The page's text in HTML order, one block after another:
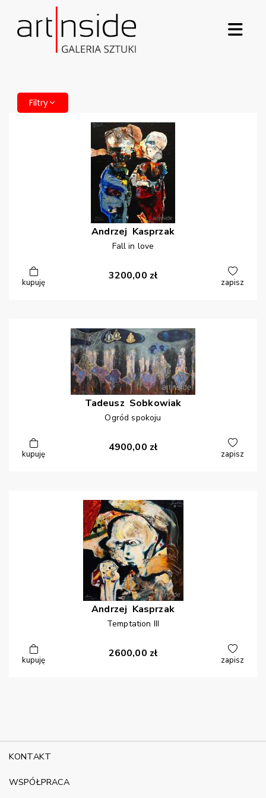
Filtry
Andrzej Kasprzak
Fall in love
kupuję
3200,00 zł
zapisz
Tadeusz Sobkowiak
Ogród spokoju
kupuję
4900,00 zł
zapisz
Andrzej Kasprzak
Temptation III
kupuję
2600,00 zł
zapisz
KONTAKT
WSPÓŁPRACA